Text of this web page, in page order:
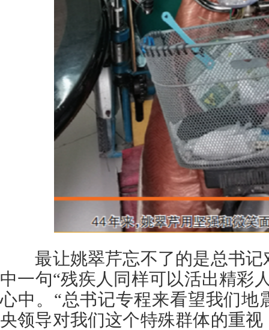
最让姚翠芹忘不了的是总书记
中一句“残疾人同样可以活出精彩
心中。“总书记专程来看望我们地
央领导对我们这个特殊群体的重